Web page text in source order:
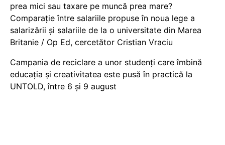
prea mici sau taxare pe muncă prea mare?
Comparație între salariile propuse în noua lege a
salarizării și salariile de la o universitate din Marea
Britanie / Op Ed, cercetător Cristian Vraciu
Campania de reciclare a unor studenți care îmbină
educația și creativitatea este pusă în practică la
UNTOLD, între 6 și 9 august